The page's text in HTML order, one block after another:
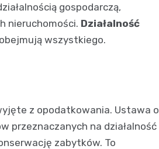
gospodarczą,
nieruchomości. Działalność
wszystkiego.
z opodatkowania. Ustawa o
przeznaczanych na działalność
zabytków. To